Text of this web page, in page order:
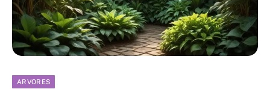
ARVORES